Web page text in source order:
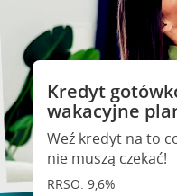
Kredyt
wakacyjne
Weź kredyt na to
nie muszą czekać!
RRSO: 9,6%